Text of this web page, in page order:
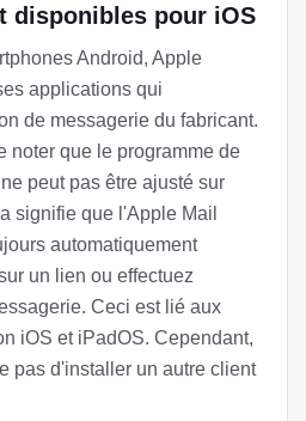
disponibles pour iOS
Android, Apple
applications qui
de messagerie du fabricant.
noter que le programme de
peut pas être ajusté sur
signifie que l'Apple Mail
automatiquement
un lien ou effectuez
Ceci est lié aux
iOS et iPadOS. Cependant,
pas d'installer un autre client